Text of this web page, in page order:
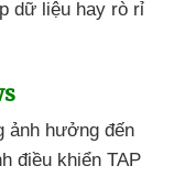
dữ liệu hay rò rỉ
ảnh hưởng đến
điều khiển TAP